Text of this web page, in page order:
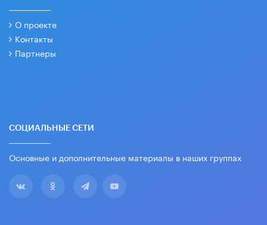
О проекте
Контакты
Партнеры
СОЦИАЛЬНЫЕ СЕТИ
Основные и дополнительные материалы в наших группах